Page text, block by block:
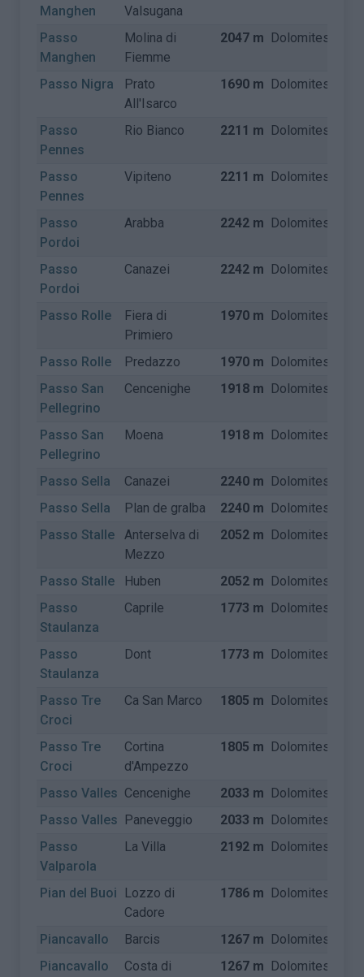
Manghen
Valsugana
Passo
Manghen
Molina di
Fiemme
2047 m Dolomites
Passo Nigra
Prato
All'Isarco
1690 m Dolomites
Passo
Pennes
Rio Bianco 2211 m Dolomites
Passo
Pennes
Vipiteno 2211 m Dolomites
Passo
Pordoi
Arabba 2242 m Dolomites
Passo
Pordoi
Canazei 2242 m Dolomites
Passo Rolle
Fiera di
Primiero
1970 m Dolomites
Passo Rolle Predazzo 1970 m Dolomites
Passo San
Pellegrino
Cencenighe 1918 m Dolomites
Passo San
Pellegrino
Moena 1918 m Dolomites
Passo Sella Canazei 2240 m Dolomites
Passo Sella
Plan de gralba 2240 m Dolomites
Passo Stalle
Anterselva di
Mezzo
2052 m Dolomites
Passo Stalle Huben 2052 m Dolomites
Passo
Staulanza
Caprile 1773 m Dolomites
Passo
Staulanza
Dont 1773 m Dolomites
Passo Tre
Croci
Ca San Marco 1805 m Dolomites
Passo Tre
Croci
Cortina
d'Ampezzo
1805 m Dolomites
Passo Valles Cencenighe 2033 m Dolomites
Passo Valles Paneveggio 2033 m Dolomites
Passo
Valparola
La Villa 2192 m Dolomites
Pian del Buoi
Lozzo di
Cadore
1786 m Dolomites
Piancavallo Barcis 1267 m Dolomites
Piancavallo
Costa di
1267 m Dolomites